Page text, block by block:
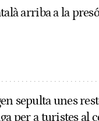
arriba a la presó
sepulta unes
per a turistes al